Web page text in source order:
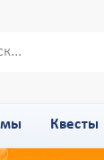
Квесты